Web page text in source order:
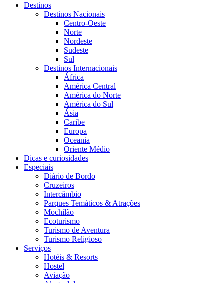
Destinos
Destinos Nacionais
Centro-Oeste
Norte
Nordeste
Sudeste
Sul
Destinos Internacionais
África
América Central
América do Norte
América do Sul
Ásia
Caribe
Europa
Oceania
Oriente Médio
Dicas e curiosidades
Especiais
Diário de Bordo
Cruzeiros
Intercâmbio
Parques Temáticos & Atrações
Mochilão
Ecoturismo
Turismo de Aventura
Turismo Religioso
Serviços
Hotéis & Resorts
Hostel
Aviação